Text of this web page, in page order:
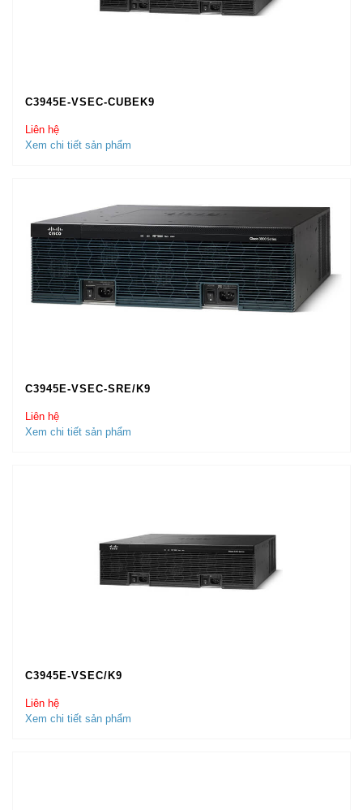
C3945E-VSEC-CUBEK9
Liên hệ
Xem chi tiết sản phẩm
C3945E-VSEC-SRE/K9
Liên hệ
Xem chi tiết sản phẩm
C3945E-VSEC/K9
Liên hệ
Xem chi tiết sản phẩm